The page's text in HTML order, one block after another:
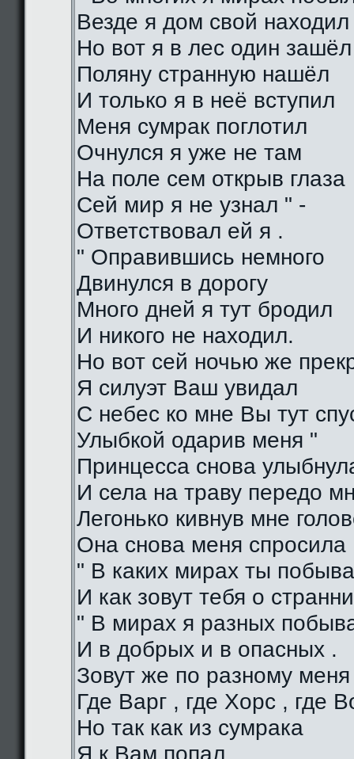
Везде я дом свой находил
Но вот я в лес один зашёл
Поляну странную нашёл
И только я в неё вступил
Меня сумрак поглотил
Очнулся я уже не там
На поле сем открыв глаза
Сей мир я не узнал " -
Ответствовал ей я .
" Оправившись немного
Двинулся в дорогу
Много дней я тут бродил
И никого не находил.
Но вот сей ночью же
Я силуэт Ваш увидал
С небес ко мне Вы тут
Улыбкой одарив меня "
Принцесса снова
И села на траву передо
Легонько кивнув мне
Она снова меня спросила
" В каких мирах ты
И как зовут тебя о
" В мирах я разных
И в добрых и в опасных .
Зовут же по разному меня
Где Варг , где Хорс , где
Но так как из сумрака
Я к Вам попал